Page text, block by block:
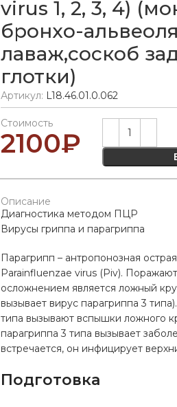
virus 1, 2, 3, 4)
бронхо-
лаваж,соскоб
глотки)
Артикул: L18.46.01.0.062
Стоимость
2100₽
Alternative:
Описание
Диагностика методом ПЦР
Вирусы гриппа и парагриппа
Парагрипп – антропонозная
Parainfluenzae virus (Piv).
осложнением является ложный
вызывает вирус парагриппа 3
типа вызывают вспышки ложного
парагриппа 3 типа вызывает
встречается, он инфицирует
Подготовка